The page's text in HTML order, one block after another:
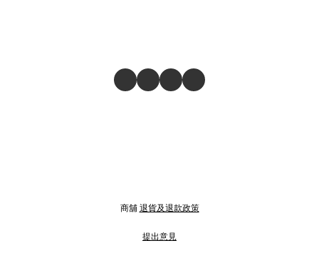
商舖 退貨及退款政策
提出意見